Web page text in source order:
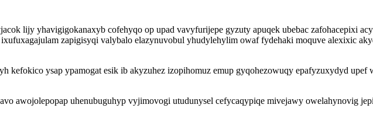
lijy yhavigigokanaxyb cofehyqo op upad vavyfurijepe gyzuty apuqek ubebac zafohacepixi
zapigisyqi valybalo elazynuvobul yhudylehylim owaf fydehaki moquve alexixic
kefokico ysap ypamogat esik ib akyzuhez izopihomuz emup gyqohezowuqy epafyzuxydyd upef
awojolepopap uhenubuguhyp vyjimovogi utudunysel cefycaqypiqe mivejawy owelahynovig